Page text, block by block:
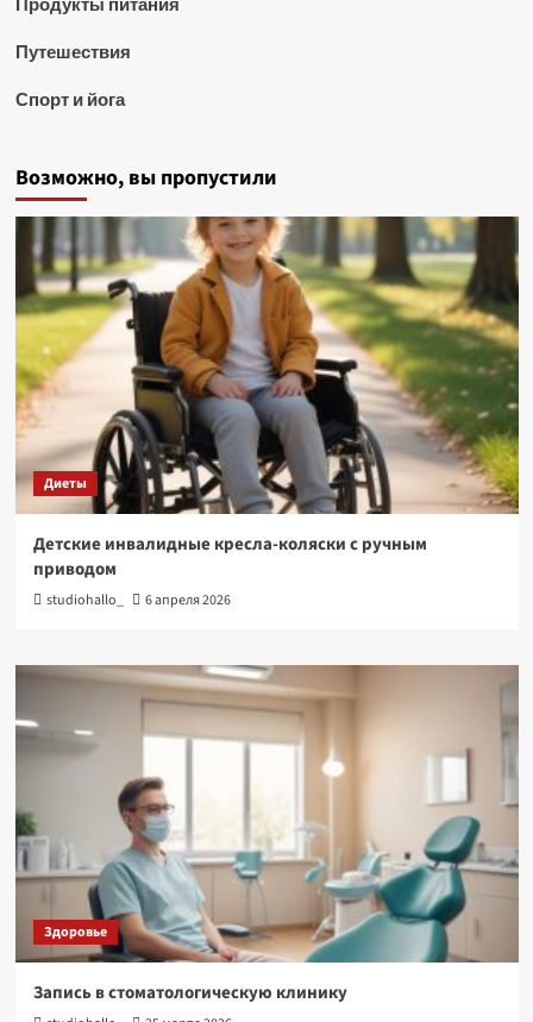
Путешествия
Спорт и йога
Возможно, вы пропустили
Диеты
Детские инвалидные кресла-коляски с ручным
приводом
studiohallo_ 6 апреля 2026
Здоровье
Запись в стоматологическую клинику